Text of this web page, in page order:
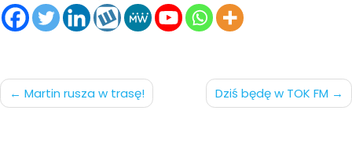
Nawigacja
Martin rusza w trasę! Dziś będę w TOK FM